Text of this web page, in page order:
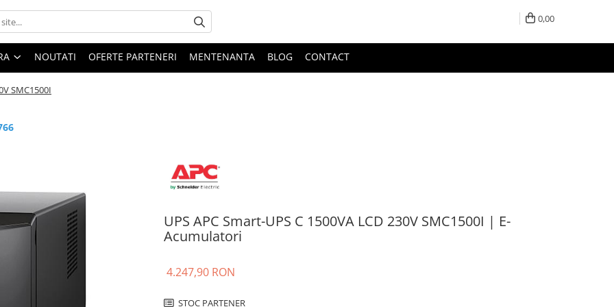
0,00
NOUTATI OFERTE PARTENERI MENTENANTA BLOG CONTACT
SMC1500I
UPS APC Smart-UPS C 1500VA LCD 230V SMC1500I | E-
Acumulatori
4.247,90 RON
STOC PARTENER